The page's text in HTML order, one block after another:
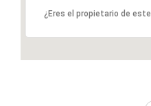
¿Eres el propietario de